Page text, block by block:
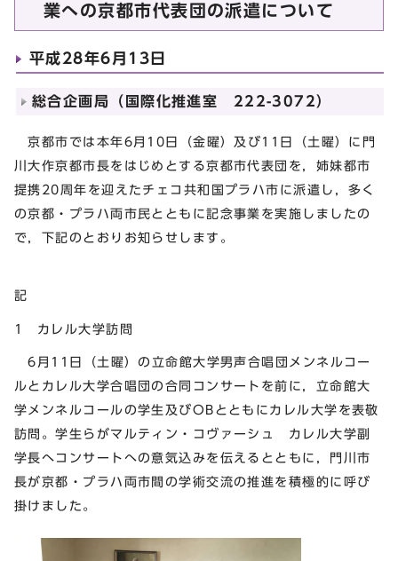
業への京都市代表団の派遣について
平成28年6月13日
総合企画局（国際化推進室 222-3072）
京都市では本年6月10日（金曜）及び11日（土曜）に門
川大作京都市長をはじめとする京都市代表団を，姉妹都市
提携20周年を迎えたチェコ共和国プラハ市に派遣し，多く
の京都・プラハ両市民とともに記念事業を実施しましたの
で，下記のとおりお知らせします。
記
1 カレル大学訪問
6月11日（土曜）の立命館大学男声合唱団メンネルコー
ルとカレル大学合唱団の合同コンサートを前に，立命館大
学メンネルコールの学生及びOBとともにカレル大学を表敬
訪問。学生らがマルティン・コヴァーシュ カレル大学副
学長へコンサートへの意気込みを伝えるとともに，門川市
長が京都・プラハ両市間の学術交流の推進を積極的に呼び
掛けました。